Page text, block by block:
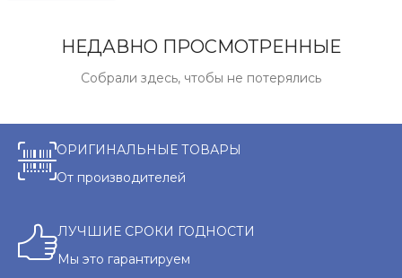
НЕДАВНО ПРОСМОТРЕННЫЕ
Собрали здесь, чтобы не потерялись
ОРИГИНАЛЬНЫЕ ТОВАРЫ
От производителей
ЛУЧШИЕ СРОКИ ГОДНОСТИ
Мы это гарантируем